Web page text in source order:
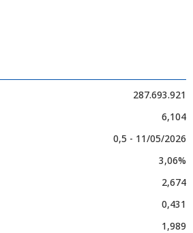
287.693.921
6,104
0,5 - 11/05/2026
3,06%
2,674
0,431
1,989